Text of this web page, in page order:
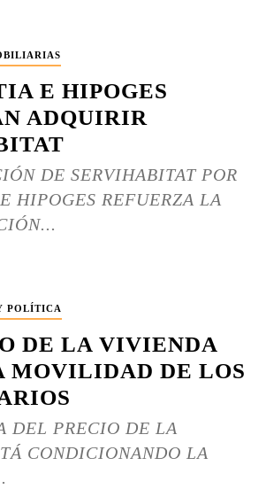
E HIPOGES
ADQUIRIR
DE SERVIHABITAT POR
HIPOGES REFUERZA LA
POLÍTICA
DE LA VIVIENDA
MOVILIDAD DE LOS
DEL PRECIO DE LA
CONDICIONANDO LA